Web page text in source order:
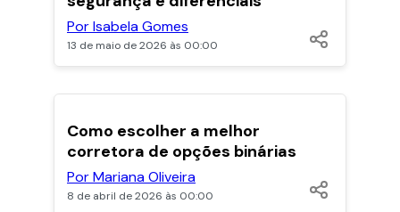
Por Isabela Gomes
13 de maio de 2026 às 00:00
Como escolher a melhor
corretora de opções binárias
Por Mariana Oliveira
8 de abril de 2026 às 00:00